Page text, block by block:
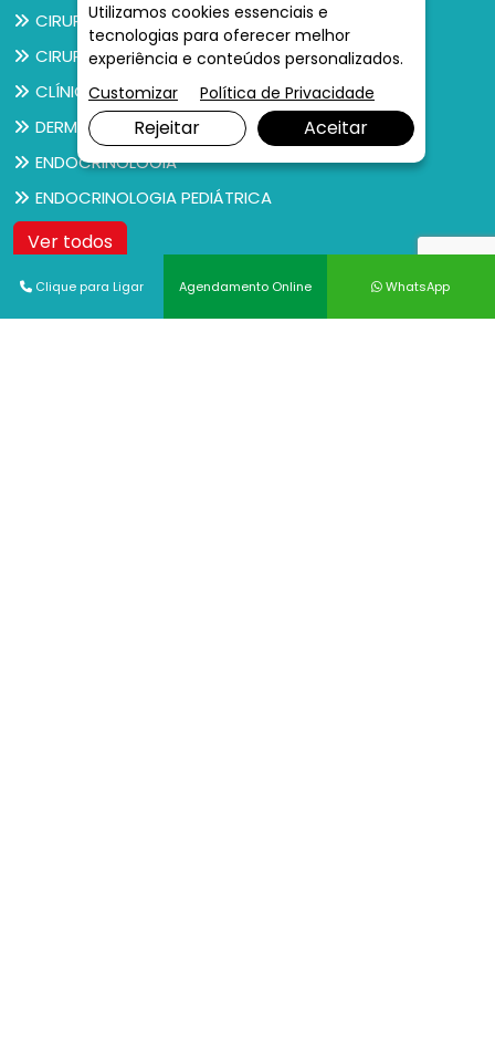
CIRURGIA GERAL
CIRURGIA PEDIÁTRICA
CLÍNICO GERAL
DERMATOLOGIA
ENDOCRINOLOGIA
ENDOCRINOLOGIA PEDIÁTRICA
Ver todos
Clique para Ligar Agendamento Online WhatsApp
Utilizamos cookies essenciais e
tecnologias para oferecer melhor
experiência e conteúdos personalizados.
Customizar
Política de Privacidade
Rejeitar Aceitar